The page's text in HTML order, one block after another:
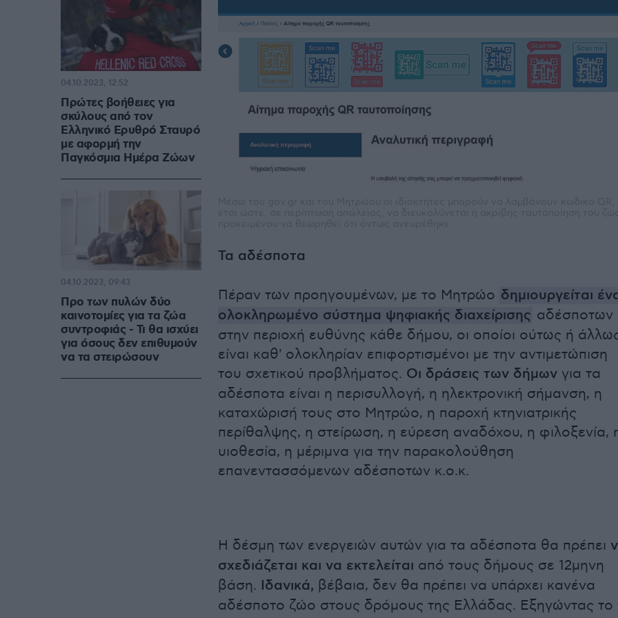
Τα αδέσποτα
Πέραν των προηγουμένων, με το Μητρώο δημιουργείται
ολοκληρωμένο σύστημα ψηφιακής διαχείρισης αδέσποτων
στην περιοχή ευθύνης κάθε δήμου, οι οποίοι ούτως ή
είναι καθ' ολοκληρίαν επιφορτισμένοι με την αντιμετώπιση
του σχετικού προβλήματος. Οι δράσεις των δήμων για τα
αδέσποτα είναι η περισυλλογή, η ηλεκτρονική σήμανση, η
καταχώρισή τους στο Μητρώο, η παροχή κτηνιατρικής
περίθαλψης, η στείρωση, η εύρεση αναδόχου, η φιλοξενία,
υιοθεσία, η μέριμνα για την παρακολούθηση
επανεντασσόμενων αδέσποτων κ.ο.κ.
Η δέσμη των ενεργειών αυτών για τα αδέσποτα θα πρέπει
σχεδιάζεται και να εκτελείται από τους δήμους σε 12μηνη
βάση. Ιδανικά, βέβαια, δεν θα πρέπει να υπάρχει κανένα
αδέσποτο ζώο στους δρόμους της Ελλάδας. Εξηγώντας το
Πρώτες βοήθειες για
σκύλους από τον
Ελληνικό Ερυθρό Σταυρό
με αφορμή την
Παγκόσμια Ημέρα Ζώων
04.10.2023, 12:52
Προ των πυλών δύο
καινοτομίες για τα ζώα
συντροφιάς - Τι θα ισχύει
για όσους δεν επιθυμούν
να τα στειρώσουν
04.10.2023, 09:43